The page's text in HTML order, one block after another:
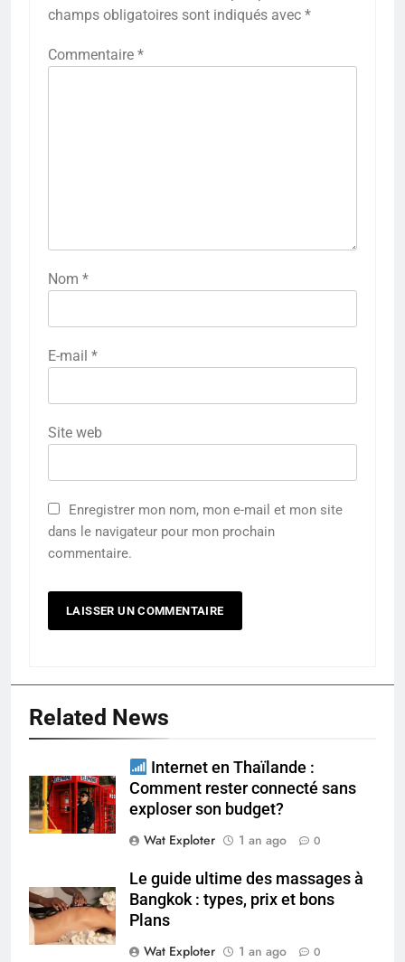
champs obligatoires sont indiqués avec *
Commentaire *
Nom *
E-mail *
Site web
Enregistrer mon nom, mon e-mail et mon site
dans le navigateur pour mon prochain
commentaire.
Related News
Internet en Thaïlande :
Comment rester connecté sans
exploser son budget?
Wat Exploter
1 an ago 0
Le guide ultime des massages à
Bangkok : types, prix et bons
Plans
Wat Exploter
1 an ago 0